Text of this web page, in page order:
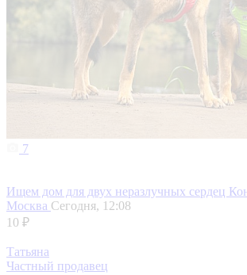
7
Ищем дом для двух неразлучных сердец
Москва Сегодня, 12:08
10 ₽
Татьяна
Частный продавец